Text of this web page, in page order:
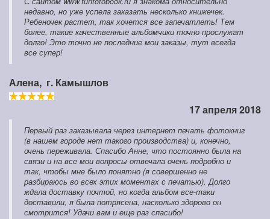
недавно, но уже успела заказать несколько книжечек.
Ребеночек растет, так хочется все запечатлеть! Тем
более, такие качественные альбомчики точно прослужат
долго! Это точно не последние мои заказы, тут всегда
все супер!
Алена, г. Камышлов
17 апреля 2018
Первый раз заказывала через интернет печать фотокниг
(в нашем городе нет такого производства) и, конечно,
очень переживала. Спасибо Анне, что постоянно была на
связи и на все мои вопросы отвечала очень подробно и
так, чтобы мне было понятно (я совершенно не
разбираюсь во всех этих моментах с печатью). Долго
ждала доставку почтой, но когда альбом все-таки
доставили, я была потрясена, насколько здорово он
смотрится! Удачи вам и еще раз спасибо!